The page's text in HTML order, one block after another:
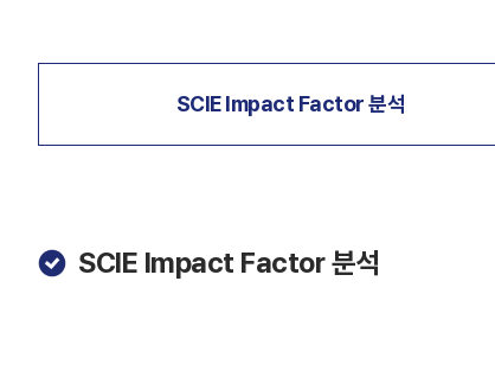
SCIE Impact Factor 분석
SCIE Impact Factor 분석